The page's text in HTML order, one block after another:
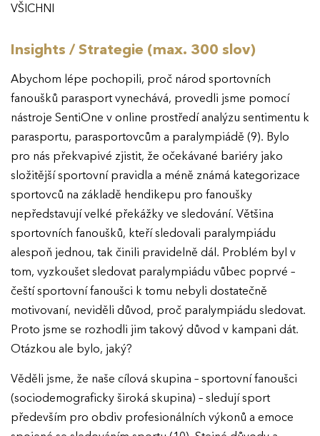
VŠICHNI
Insights / Strategie (max. 300 slov)
Abychom lépe pochopili, proč národ sportovních
fanoušků parasport vynechává, provedli jsme pomocí
nástroje SentiOne v online prostředí analýzu sentimentu k
parasportu, parasportovcům a paralympiádě (9). Bylo
pro nás překvapivé zjistit, že očekávané bariéry jako
složitější sportovní pravidla a méně známá kategorizace
sportovců na základě hendikepu pro fanoušky
nepředstavují velké překážky ve sledování. Většina
sportovních fanoušků, kteří sledovali paralympiádu
alespoň jednou, tak činili pravidelně dál. Problém byl v
tom, vyzkoušet sledovat paralympiádu vůbec poprvé –
čeští sportovní fanoušci k tomu nebyli dostatečně
motivovaní, neviděli důvod, proč paralympiádu sledovat.
Proto jsme se rozhodli jim takový důvod v kampani dát.
Otázkou ale bylo, jaký?
Věděli jsme, že naše cílová skupina – sportovní fanoušci
(sociodemograficky široká skupina) – sledují sport
především pro obdiv profesionálních výkonů a emoce